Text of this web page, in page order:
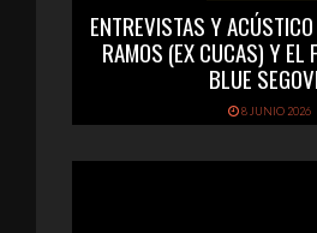
ENTREVISTAS Y
RAMOS (EX CUCAS) Y EL
BLUE
8 JUNIO 2026